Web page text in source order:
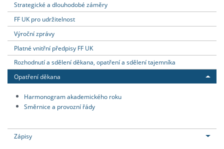
Strategické a dlouhodobé záměry
FF UK pro udržitelnost
Výroční zprávy
Platné vnitřní předpisy FF UK
Rozhodnutí a sdělení děkana, opatření a sdělení tajemníka
Opatření děkana
Harmonogram akademického roku
Směrnice a provozní řády
Zápisy